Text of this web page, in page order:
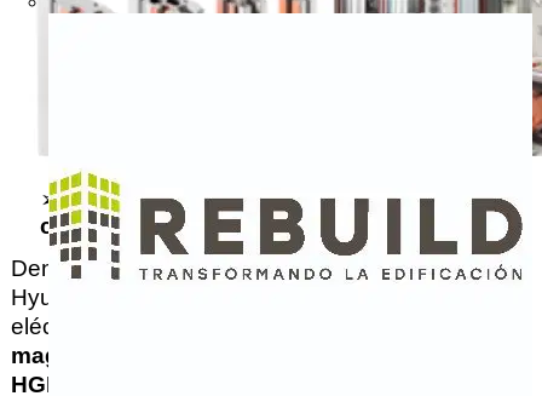
➢ Nueva generación de interruptores en
caja moldeada
Dentro de su apuesta por la innovación, HD
Hyundai Electric amplía su gama de  protección
eléctrica industrial con el nuevo
magnetotérmico + diferencial  caja moldeada
HGE – CLASE A